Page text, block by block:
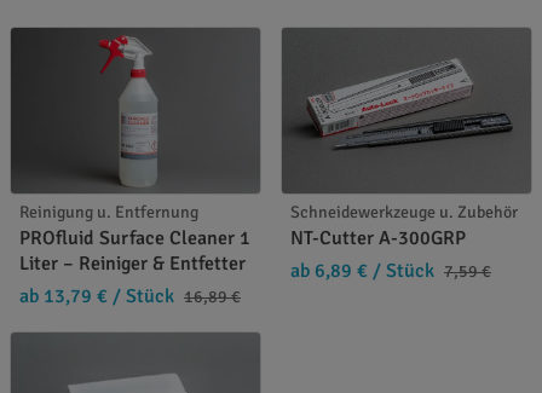
Reinigung u. Entfernung
PROfluid Surface Cleaner 1
Liter – Reiniger & Entfetter
ab 13,79 € / Stück 16,89 €
Schneidewerkzeuge u. Zubehör
NT-Cutter A-300GRP
ab 6,89 € / Stück 7,59 €